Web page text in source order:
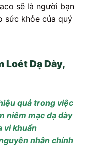
sẽ là người bạn
sức khỏe của quý
Loét Dạ Dày,
quả trong việc
niêm mạc dạ dày
vi khuẩn
nhân chính